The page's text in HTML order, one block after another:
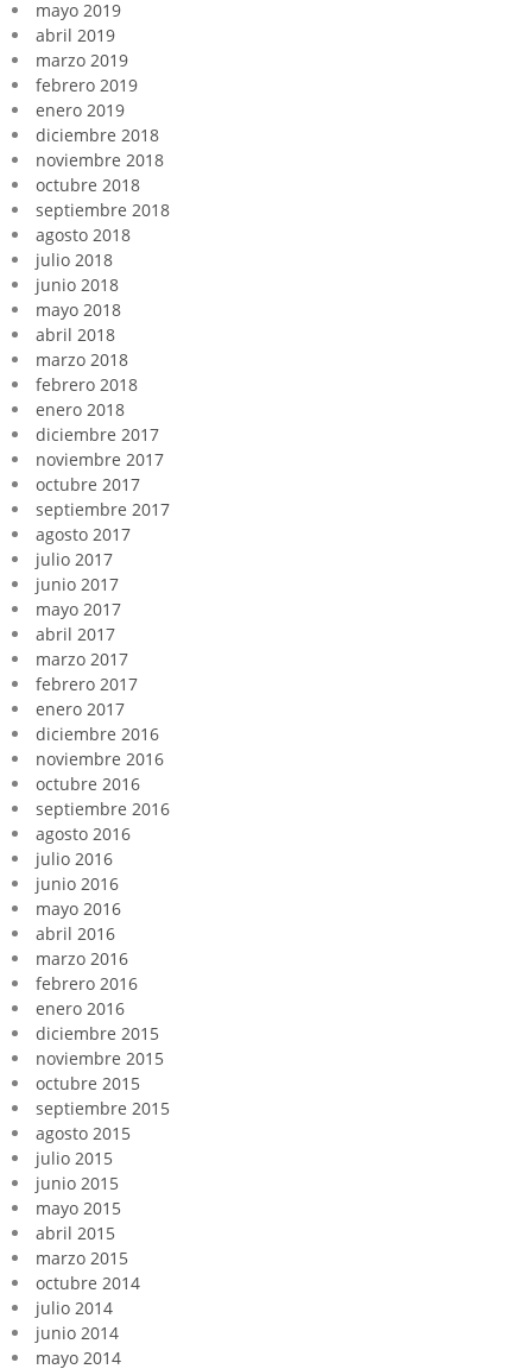
mayo 2019
abril 2019
marzo 2019
febrero 2019
enero 2019
diciembre 2018
noviembre 2018
octubre 2018
septiembre 2018
agosto 2018
julio 2018
junio 2018
mayo 2018
abril 2018
marzo 2018
febrero 2018
enero 2018
diciembre 2017
noviembre 2017
octubre 2017
septiembre 2017
agosto 2017
julio 2017
junio 2017
mayo 2017
abril 2017
marzo 2017
febrero 2017
enero 2017
diciembre 2016
noviembre 2016
octubre 2016
septiembre 2016
agosto 2016
julio 2016
junio 2016
mayo 2016
abril 2016
marzo 2016
febrero 2016
enero 2016
diciembre 2015
noviembre 2015
octubre 2015
septiembre 2015
agosto 2015
julio 2015
junio 2015
mayo 2015
abril 2015
marzo 2015
octubre 2014
julio 2014
junio 2014
mayo 2014